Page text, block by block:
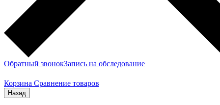
Обратный звонокЗапись на обследование
Корзина Сравнение товаров
Назад